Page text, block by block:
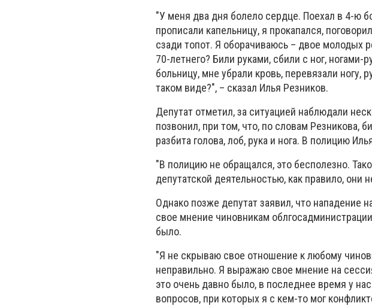
"У меня два дня болело сердце. Поехал в 4-ю
прописали капельницу, я прокапался,
сзади топот. Я оборачиваюсь – двое молодых
70-летнего? Били руками, сбили с ног,
больницу, мне убрали кровь, перевязали ногу,
таком виде?", – сказал Илья Резников.
Депутат отметил, за ситуацией наблюдали
позвонил, при том, что, по словам Резникова,
разбита голова, лоб, рука и нога. В полицию
"В полицию не обращался, это бесполезно.
депутатской деятельностью, как правило, они
Однако позже депутат заявил, что нападение
свое мнение чиновникам
было.
"Я не скрываю свое отношение к любому
неправильно. Я выражаю свое мнение на
это очень давно было, в последнее время у
вопросов, при которых я с кем-то мог